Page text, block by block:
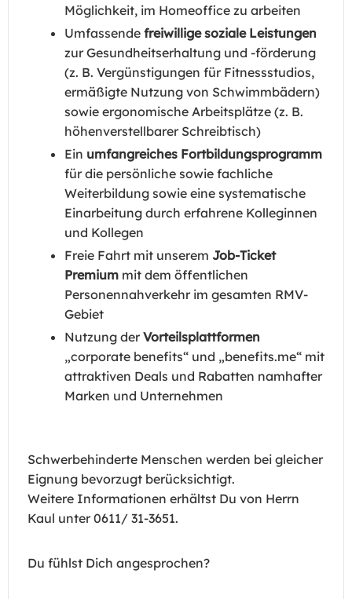
Möglichkeit, im Homeoffice zu arbeiten
Umfassende freiwillige soziale Leistungen
zur Gesundheitserhaltung und -förderung
(z. B. Vergünstigungen für Fitnessstudios,
ermäßigte Nutzung von Schwimmbädern)
sowie ergonomische Arbeitsplätze (z. B.
höhenverstellbarer Schreibtisch)
Ein umfangreiches Fortbildungsprogramm
für die persönliche sowie fachliche
Weiterbildung sowie eine systematische
Einarbeitung durch erfahrene Kolleginnen
und Kollegen
Freie Fahrt mit unserem Job-Ticket
Premium mit dem öffentlichen
Personennahverkehr im gesamten RMV-
Gebiet
Nutzung der Vorteilsplattformen
„corporate benefits“ und „benefits.me“ mit
attraktiven Deals und Rabatten namhafter
Marken und Unternehmen
Schwerbehinderte Menschen werden bei gleicher
Eignung bevorzugt berücksichtigt.
Weitere Informationen erhältst Du von Herrn
Kaul unter 0611/ 31-3651.
Du fühlst Dich angesprochen?